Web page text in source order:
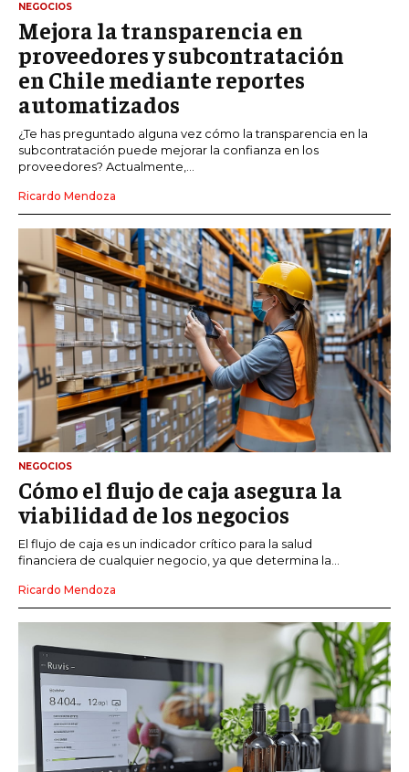
NEGOCIOS
Mejora la transparencia en
proveedores y subcontratación
en Chile mediante reportes
automatizados
¿Te has preguntado alguna vez cómo la transparencia en la
subcontratación puede mejorar la confianza en los
proveedores? Actualmente,...
Ricardo Mendoza
NEGOCIOS
Cómo el flujo de caja asegura la
viabilidad de los negocios
El flujo de caja es un indicador crítico para la salud
financiera de cualquier negocio, ya que determina la...
Ricardo Mendoza